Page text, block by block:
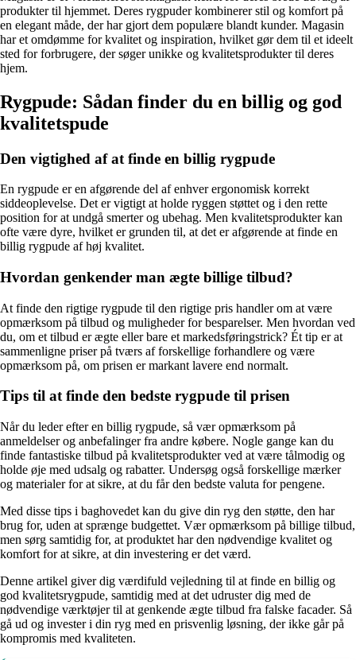
produkter til hjemmet. Deres rygpuder kombinerer stil og komfort på
en elegant måde, der har gjort dem populære blandt kunder. Magasin
har et omdømme for kvalitet og inspiration, hvilket gør dem til et ideelt
sted for forbrugere, der søger unikke og kvalitetsprodukter til deres
hjem.
Rygpude: Sådan finder du en billig og god
kvalitetspude
Den vigtighed af at finde en billig rygpude
En rygpude er en afgørende del af enhver ergonomisk korrekt
siddeoplevelse. Det er vigtigt at holde ryggen støttet og i den rette
position for at undgå smerter og ubehag. Men kvalitetsprodukter kan
ofte være dyre, hvilket er grunden til, at det er afgørende at finde en
billig rygpude af høj kvalitet.
Hvordan genkender man ægte billige tilbud?
At finde den rigtige rygpude til den rigtige pris handler om at være
opmærksom på tilbud og muligheder for besparelser. Men hvordan ved
du, om et tilbud er ægte eller bare et markedsføringstrick? Ét tip er at
sammenligne priser på tværs af forskellige forhandlere og være
opmærksom på, om prisen er markant lavere end normalt.
Tips til at finde den bedste rygpude til prisen
Når du leder efter en billig rygpude, så vær opmærksom på
anmeldelser og anbefalinger fra andre købere. Nogle gange kan du
finde fantastiske tilbud på kvalitetsprodukter ved at være tålmodig og
holde øje med udsalg og rabatter. Undersøg også forskellige mærker
og materialer for at sikre, at du får den bedste valuta for pengene.
Med disse tips i baghovedet kan du give din ryg den støtte, den har
brug for, uden at sprænge budgettet. Vær opmærksom på billige tilbud,
men sørg samtidig for, at produktet har den nødvendige kvalitet og
komfort for at sikre, at din investering er det værd.
Denne artikel giver dig værdifuld vejledning til at finde en billig og
god kvalitetsrygpude, samtidig med at det udruster dig med de
nødvendige værktøjer til at genkende ægte tilbud fra falske facader. Så
gå ud og invester i din ryg med en prisvenlig løsning, der ikke går på
kompromis med kvaliteten.